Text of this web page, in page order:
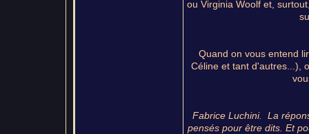
ou Virginia Woolf et,
Quand on vous entend
Céline et tant d'autres...),
Fabrice Luchini. La
pensés pour être dits. Et